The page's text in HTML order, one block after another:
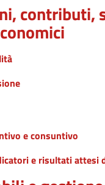
contributi,
e consuntivo
e risultati attesi